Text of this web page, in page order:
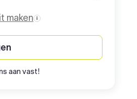
maken
aan vast!